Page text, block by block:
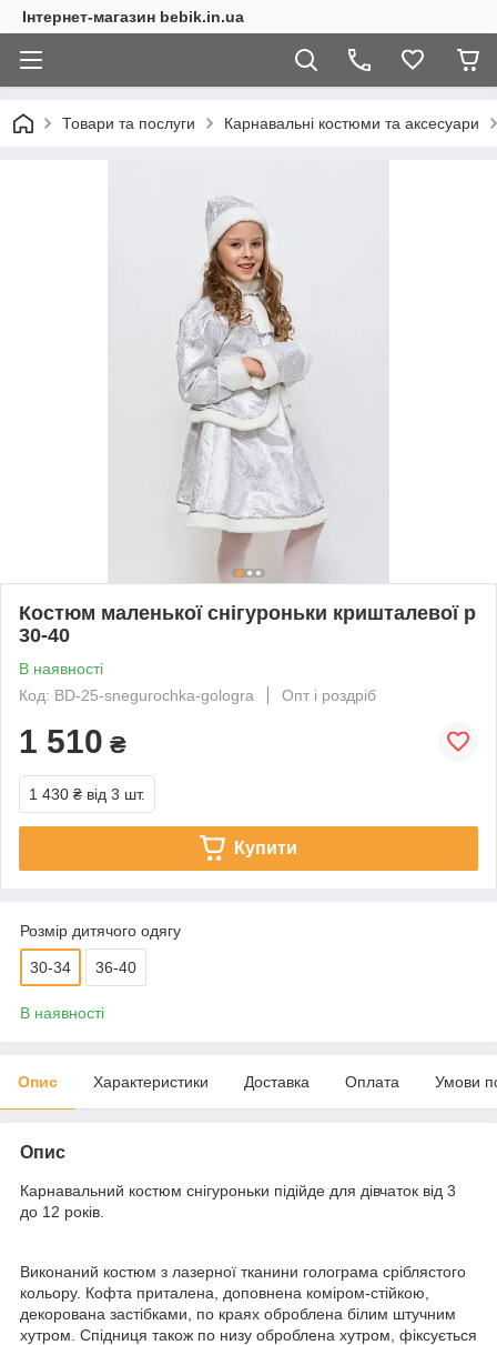
Інтернет-магазин bebik.in.ua
Товари та послуги Карнавальні костюми та аксесуари
Костюм маленької снігуроньки кришталевої р
30-40
В наявності
Код: BD-25-snegurochka-gologra
Опт і роздріб
1 510 ₴
1 430 ₴ від 3 шт.
Купити
Розмір дитячого одягу
30-34 36-40
В наявності
Опис Характеристики Доставка Оплата Умови
Опис
Карнавальний костюм снігуроньки підійде для дівчаток від 3
до 12 років.
Виконаний костюм з лазерної тканини голограма сріблястого
кольору. Кофта приталена, доповнена коміром-стійкою,
декорована застібками, по краях оброблена білим штучним
хутром. Спідниця також по низу оброблена хутром, фіксується